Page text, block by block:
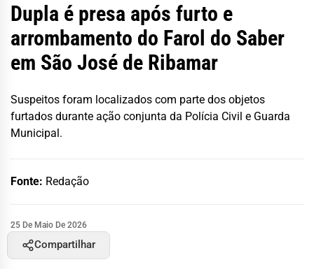
Dupla é presa após furto e
arrombamento do Farol do Saber
em São José de Ribamar
Suspeitos foram localizados com parte dos objetos
furtados durante ação conjunta da Polícia Civil e Guarda
Municipal.
Fonte: Redação
25 De Maio De 2026
Compartilhar